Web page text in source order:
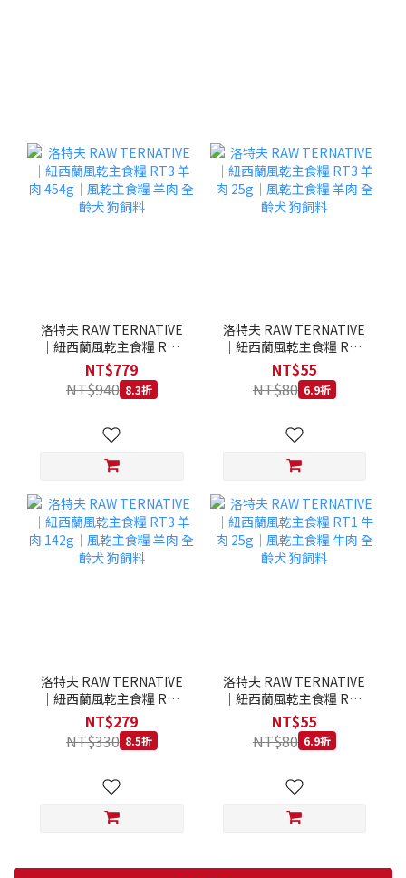
洛特夫 RAW TERNATIVE
｜紐西蘭風乾主食糧 RT3
羊肉 454g｜風乾主食糧 羊
肉 全齡犬 狗飼料
NT$779
NT$940 8.3折
洛特夫 RAW TERNATIVE
｜紐西蘭風乾主食糧 RT3
羊肉 25g｜風乾主食糧 羊
肉 全齡犬 狗飼料
NT$55
NT$80 6.9折
洛特夫 RAW TERNATIVE
｜紐西蘭風乾主食糧 RT3
羊肉 142g｜風乾主食糧 羊
肉 全齡犬 狗飼料
NT$279
NT$330 8.5折
洛特夫 RAW TERNATIVE
｜紐西蘭風乾主食糧 RT1
牛肉 25g｜風乾主食糧 牛
肉 全齡犬 狗飼料
NT$55
NT$80 6.9折